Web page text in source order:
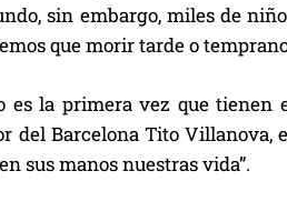
sin embargo, miles de
que morir tarde o
la primera vez que tienen
del Barcelona Tito Villanova,
sus manos nuestras vida”.